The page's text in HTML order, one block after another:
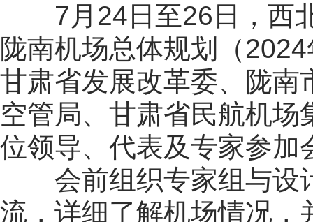
7月24日至26日，西
陇南机场总体规划（
甘肃省发展改革委、陇南
空管局、甘肃省民航机
位领导、代表及专家参加
会前组织专家组与设
流，详细了解机场情况，
式